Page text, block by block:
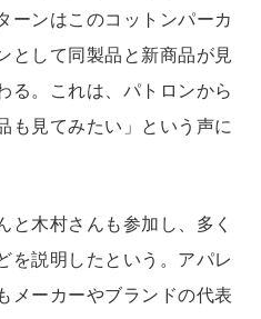
ーンはこのコットンパーカ
として同製品と新商品が見
る。これは、パトロンから
も見てみたい」という声に
と木村さんも参加し、多く
を説明したという。アパレ
メーカーやブランドの代表